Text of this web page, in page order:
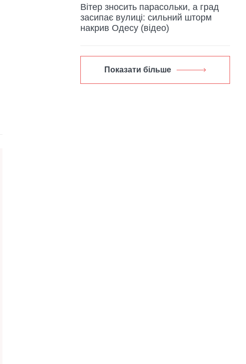
Вітер зносить парасольки, а град
засипає вулиці: сильний шторм
накрив Одесу (відео)
Показати більше